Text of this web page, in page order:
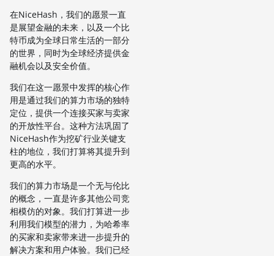
在NiceHash，我们的愿景一直
是展望金融的未来，以及一个比
特币成为全球日常生活的一部分
的世界，同时为全球经济提供金
融机会以及安全价值。
我们在这一愿景中发挥的核心作
用是通过我们的算力市场的独特
定位，提供一个连接买家与卖家
的开放性平台。这种方法巩固了
NiceHash作为挖矿行业关键支
柱的地位，我们打算将其提升到
更高的水平。
我们的算力市场是一个无与伦比
的概念，一直是许多其他公司竞
相模仿的对象。我们打算进一步
利用我们模型的潜力，为哈希率
的买家和卖家带来进一步提升的
解决方案和用户体验。我们已经